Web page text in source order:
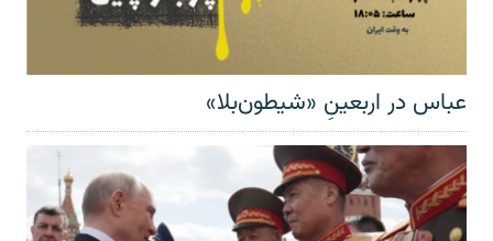
عباس در اربعینِ «شیطون‌بلا»